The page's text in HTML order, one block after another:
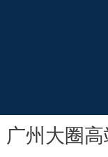
广州大圈